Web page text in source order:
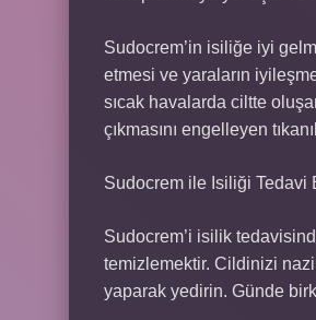
Sudocrem’in isiliğe iyi
etmesi ve yaraların
sıcak havalarda ciltte
çıkmasını engelleyen
Sudocrem ile Isiliği Tedavi
Sudocrem’i isilik
temizlemektir. Cildinizi
yaparak yedirin. Günde